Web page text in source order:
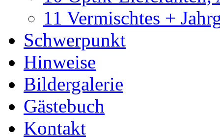
11 Vermischtes +
Schwerpunkt
Hinweise
Bildergalerie
Gästebuch
Kontakt